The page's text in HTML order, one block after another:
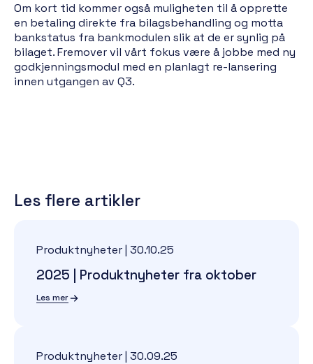
Om kort tid kommer også muligheten til å opprette
en betaling direkte fra bilagsbehandling og motta
bankstatus fra bankmodulen slik at de er synlig på
bilaget. Fremover vil vårt fokus være å jobbe med ny
godkjenningsmodul med en planlagt re-lansering
innen utgangen av Q3.
Les flere artikler
Produktnyheter| 30.10.25
2025 | Produktnyheter fra oktober
Les mer
Produktnyheter| 30.09.25